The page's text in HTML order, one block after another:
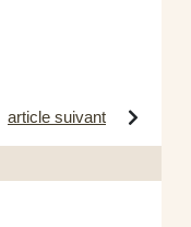
article suivant